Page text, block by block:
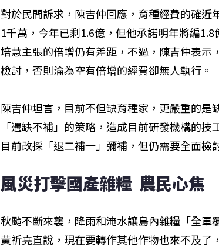
對於民間訴求，陳吉仲回應，育種經費的確
1千萬，今年已剩1.6億，但他承諾明年將編
培慧主張的倍增仍有差距，不過，陳吉仲表
檢討，否則淪為空有倍增的經費卻無人執行。
陳吉仲坦言，目前不但缺育種家，更嚴重的
「遇缺不補」的策略，造成目前研發機構的
目前改採「退二補一」彌補，但仍需要全面檢
風災打擊國產雜糧  農民心焦
秋颱不斷來襲，降雨和淹水讓島內雜糧「全
黃祈堯直說，現在要轉作其他作物也來不及